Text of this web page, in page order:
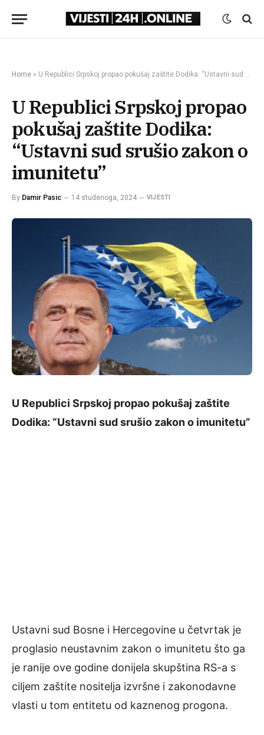
Home » U Republici Srpskoj propao pokušaj zaštite Dodika: “Ustavni sud srušio zakon o imunitetu”
U Republici Srpskoj propao
pokušaj zaštite Dodika:
“Ustavni sud srušio zakon o
imunitetu”
By Damir Pasic 14 studenoga, 2024 VIJESTI
U Republici Srpskoj propao pokušaj zaštite
Dodika: “Ustavni sud srušio zakon o imunitetu”
Ustavni sud Bosne i Hercegovine u četvrtak je
proglasio neustavnim zakon o imunitetu što ga
je ranije ove godine donijela skupština RS-a s
ciljem zaštite nositelja izvršne i zakonodavne
vlasti u tom entitetu od kaznenog progona.